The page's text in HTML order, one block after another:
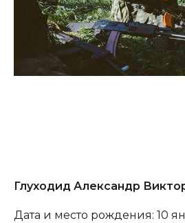
Глуходид Александр
Дата и место рождения: 10